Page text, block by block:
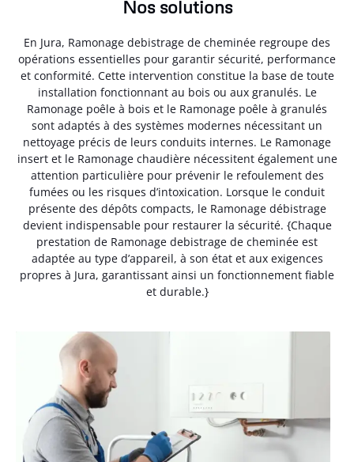
Nos solutions
En Jura, Ramonage debistrage de cheminée regroupe des
opérations essentielles pour garantir sécurité, performance
et conformité. Cette intervention constitue la base de toute
installation fonctionnant au bois ou aux granulés. Le
Ramonage poêle à bois et le Ramonage poêle à granulés
sont adaptés à des systèmes modernes nécessitant un
nettoyage précis de leurs conduits internes. Le Ramonage
insert et le Ramonage chaudière nécessitent également une
attention particulière pour prévenir le refoulement des
fumées ou les risques d’intoxication. Lorsque le conduit
présente des dépôts compacts, le Ramonage débistrage
devient indispensable pour restaurer la sécurité. {Chaque
prestation de Ramonage debistrage de cheminée est
adaptée au type d’appareil, à son état et aux exigences
propres à Jura, garantissant ainsi un fonctionnement fiable
et durable.}